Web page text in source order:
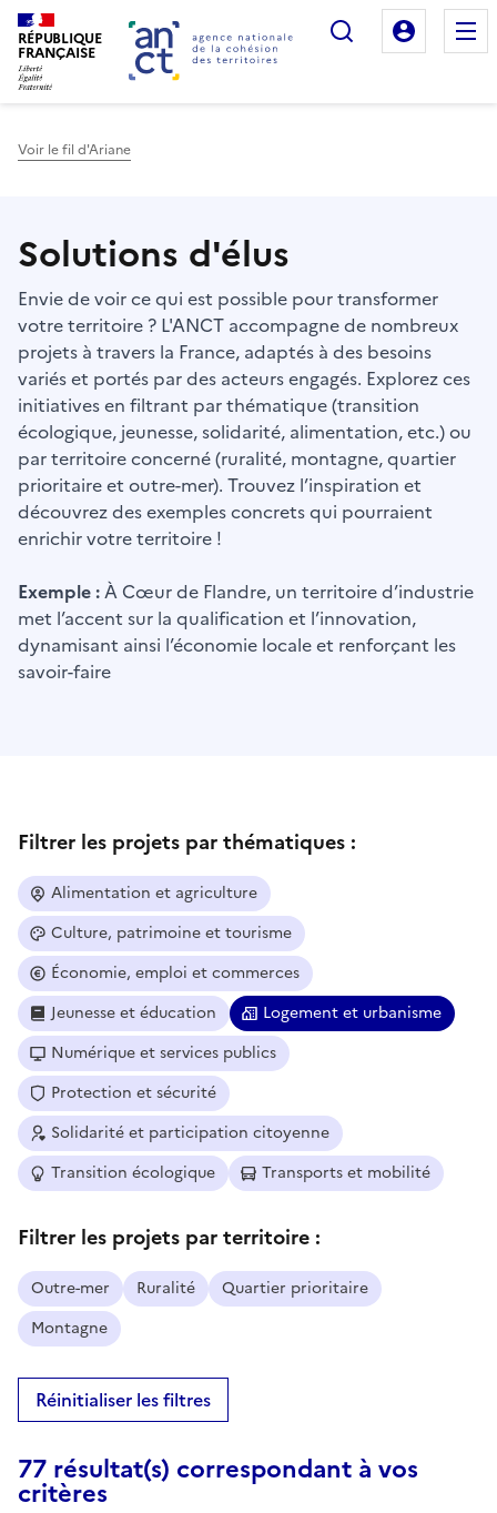
RÉPUBLIQUE
FRANÇAISE
Rechercher
Mon
Voir le fil d'Ariane
Solutions d'élus
Envie de voir ce qui est possible pour transformer
votre territoire ? L'ANCT accompagne de nombreux
projets à travers la France, adaptés à des besoins
variés et portés par des acteurs engagés. Explorez ces
initiatives en filtrant par thématique (transition
écologique, jeunesse, solidarité, alimentation, etc.) ou
par territoire concerné (ruralité, montagne, quartier
prioritaire et outre-mer). Trouvez l’inspiration et
découvrez des exemples concrets qui pourraient
enrichir votre territoire !
Exemple :À Cœur de Flandre, un territoire d’industrie
met l’accent sur la qualification et l’innovation,
dynamisant ainsi l’économie locale et renforçant les
savoir-faire
Filtrer les projets par thématiques :
Alimentation et agriculture
Culture, patrimoine et tourisme
Économie, emploi et commerces
Jeunesse et éducation
Logement et urbanisme
Numérique et services publics
Protection et sécurité
Solidarité et participation citoyenne
Transition écologique
Transports et mobilité
Filtrer les projets par territoire :
Outre-mer Ruralité
Quartier prioritaire
Montagne
Réinitialiser les filtres
77 résultat(s) correspondant à vos
critères